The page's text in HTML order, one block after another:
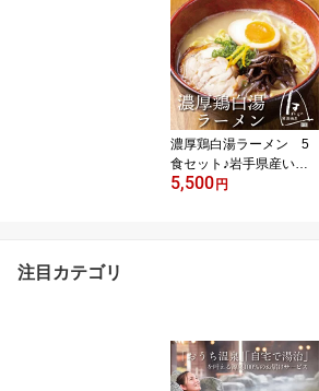
ット ※お肉とスープのセ
ット 3～4人前 国産鶏肉
水炊き 鶏白湯スープ 博
多水炊き お取り寄せグル
メ ギフト 鶏ガラスープ
【送料無料】
濃厚鶏白湯ラーメン 5
食セット♪岩手県産いわ
いどり使用★厚切り鶏チ
5,500 円
注目カテゴリ